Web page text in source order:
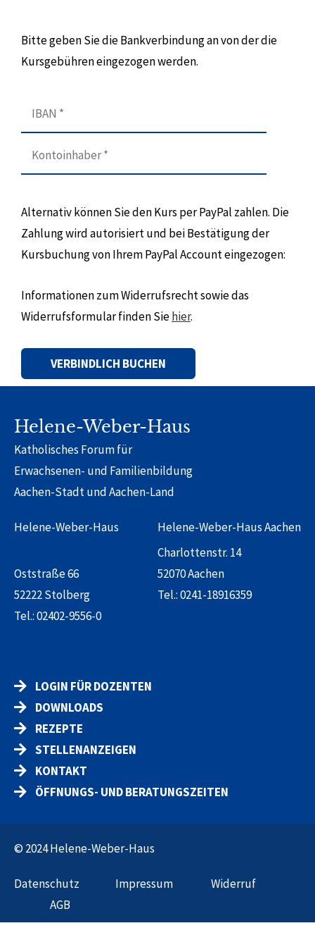
Bitte geben Sie die Bankverbindung an von der die
Kursgebühren eingezogen werden.
Alternativ können Sie den Kurs per PayPal zahlen. Die
Zahlung wird autorisiert und bei Bestätigung der
Kursbuchung von Ihrem PayPal Account eingezogen:
Informationen zum Widerrufsrecht sowie das
Widerrufsformular finden Siehier.
Helene-Weber-Haus
Katholisches Forum für
Erwachsenen- und Familienbildung
Aachen-Stadt und Aachen-Land
Helene-Weber-Haus
Oststraße 66
52222 Stolberg
Tel.:02402-9556-0
Helene-Weber-Haus Aachen
Charlottenstr. 14
52070 Aachen
Tel.:0241-18916359
LOGIN FÜR DOZENTEN
DOWNLOADS
REZEPTE
STELLENANZEIGEN
KONTAKT
ÖFFNUNGS- UND BERATUNGSZEITEN
© 2024 Helene-Weber-Haus
Datenschutz Impressum
Widerruf
AGB